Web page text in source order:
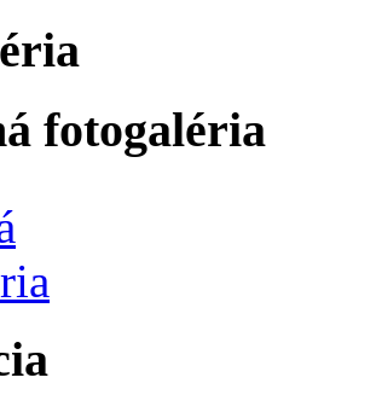
fotogaléria